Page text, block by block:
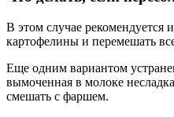
В этом случае рекомендуется
картофелины и перемешать
Еще одним вариантом
вымоченная в молоке
смешать с фаршем.